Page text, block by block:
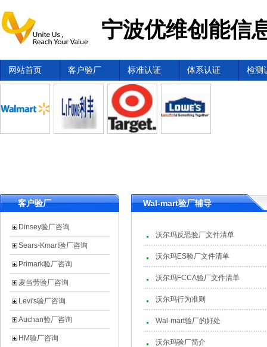
宁波优维创能信
网站首页 客户验厂 标准认证 体系认证 检测
客户验厂
Dinsey验厂咨询
Sears-Kmart验厂咨询
Primark验厂咨询
麦当劳验厂咨询
Levi's验厂咨询
Auchan验厂咨询
HM验厂咨询
Wal-mart验厂辅导
沃尔玛反恐验厂文件清单
沃尔玛ES验厂文件清单
沃尔玛FCCA验厂文件清单
沃尔玛行为准则
Wal-mart验厂的好处
沃尔玛验厂简介